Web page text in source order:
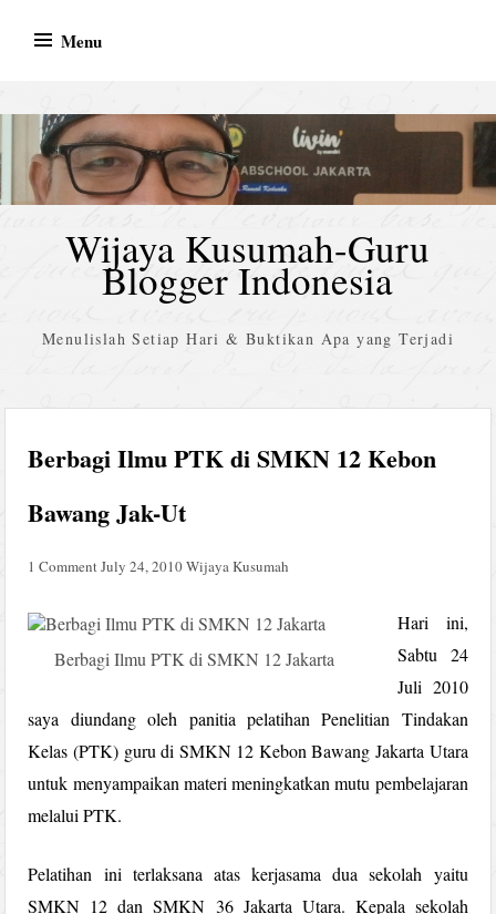
Menu
Wijaya Kusumah-Guru
Blogger Indonesia
Menulislah Setiap Hari & Buktikan Apa yang Terjadi
Berbagi Ilmu PTK di SMKN 12 Kebon
Bawang Jak-Ut
1 Comment July 24, 2010Wijaya Kusumah
Berbagi Ilmu PTK di SMKN 12 Jakarta
Hari ini,
Sabtu 24
Juli 2010
saya diundang oleh panitia pelatihan Penelitian Tindakan
Kelas (PTK) guru di SMKN 12 Kebon Bawang Jakarta Utara
untuk menyampaikan materi meningkatkan mutu pembelajaran
melalui PTK.
Pelatihan ini terlaksana atas kerjasama dua sekolah yaitu
SMKN 12 dan SMKN 36 Jakarta Utara. Kepala sekolah